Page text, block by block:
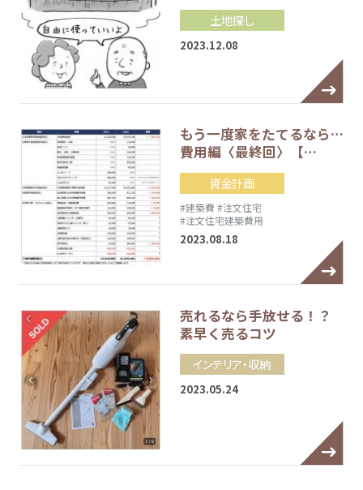
土地探し
2023.12.08
もう一度家をたてるなら…
費用編〈最終回〉【…
資金計画
#建築費 #注文住宅
#注文住宅建築費用
2023.08.18
売れるなら手放せる！？
素早く売るコツ
インテリア・収納
2023.05.24